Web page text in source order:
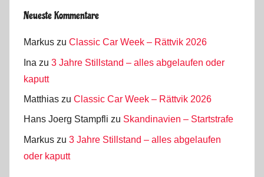
Neueste Kommentare
Markus zu Classic Car Week – Rättvik 2026
Ina zu 3 Jahre Stillstand – alles abgelaufen oder
kaputt
Matthias zu Classic Car Week – Rättvik 2026
Hans Joerg Stampfli zu Skandinavien – Startstrafe
Markus zu 3 Jahre Stillstand – alles abgelaufen
oder kaputt